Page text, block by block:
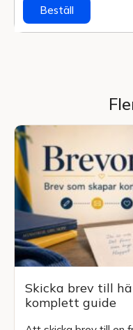
Beställ
Skicka brev till
komplett guide